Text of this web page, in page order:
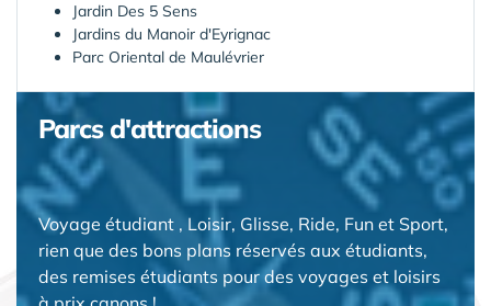
Jardin Des 5 Sens
Jardins du Manoir d'Eyrignac
Parc Oriental de Maulévrier
Parcs d'attractions
Voyage étudiant , Loisir, Glisse, Ride, Fun et Sport,
rien que des bons plans réservés aux étudiants,
des remises étudiants pour des voyages et loisirs